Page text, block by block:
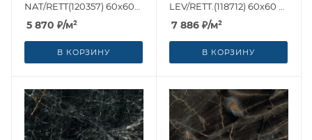
NAT/RETT(120357) 60x60
от Naxos Ceramica
(Италия)
5 870 ₽/м²
В КОРЗИНУ
LEV/RETT.(118712) 60x60 от
Naxos Ceramica (Италия)
7 886 ₽/м²
В КОРЗИНУ